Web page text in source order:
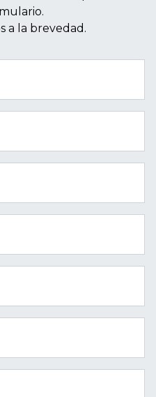
a la brevedad.